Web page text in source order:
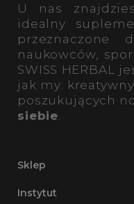
U nas
idealny
przeznaczone
naukowców,
SWISS HERBAL
jak my:
poszukujących
siebie
Sklep
Instytut